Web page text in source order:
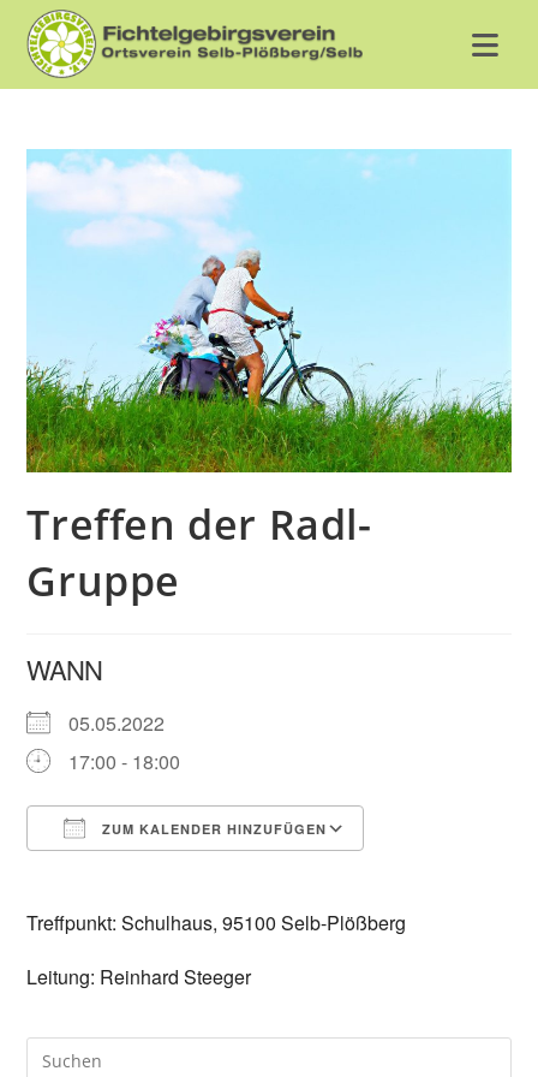
Inhalt
springen
Treffen der Radl-
Gruppe
WANN
05.05.2022
17:00 - 18:00
ZUM KALENDER HINZUFÜGEN
Treffpunkt: Schulhaus, 95100 Selb-Plößberg
Leitung: Reinhard Steeger